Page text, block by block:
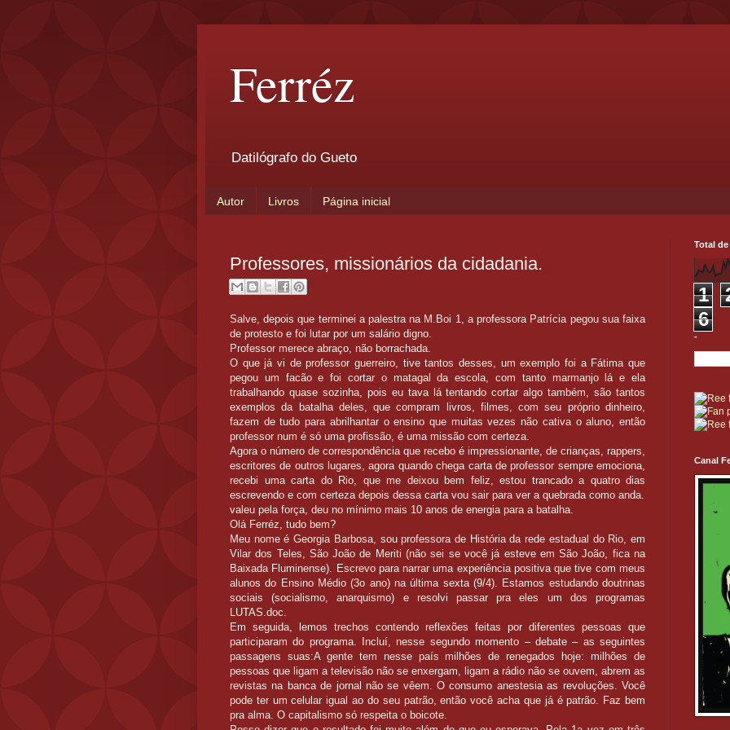
Ferréz
Datilógrafo do Gueto
Autor Livros Página inicial
Professores, missionários da cidadania.
Salve, depois que terminei a palestra na M.Boi 1, a professora Patrícia pegou sua faixa
de protesto e foi lutar por um salário digno.
Professor merece abraço, não borrachada.
O que já vi de professor guerreiro, tive tantos desses, um exemplo foi a Fátima que
pegou um facão e foi cortar o matagal da escola, com tanto marmanjo lá e ela
trabalhando quase sozinha, pois eu tava lá tentando cortar algo também, são tantos
exemplos da batalha deles, que compram livros, filmes, com seu próprio dinheiro,
fazem de tudo para abrilhantar o ensino que muitas vezes não cativa o aluno, então
professor num é só uma profissão, é uma missão com certeza.
Agora o número de correspondência que recebo é impressionante, de crianças, rappers,
escritores de outros lugares, agora quando chega carta de professor sempre emociona,
recebi uma carta do Rio, que me deixou bem feliz, estou trancado a quatro dias
escrevendo e com certeza depois dessa carta vou sair para ver a quebrada como anda.
valeu pela força, deu no mínimo mais 10 anos de energia para a batalha.
Olá Ferréz, tudo bem?
Meu nome é Georgia Barbosa, sou professora de História da rede estadual do Rio, em
Vilar dos Teles, São João de Meriti (não sei se você já esteve em São João, fica na
Baixada Fluminense). Escrevo para narrar uma experiência positiva que tive com meus
alunos do Ensino Médio (3o ano) na última sexta (9/4). Estamos estudando doutrinas
sociais (socialismo, anarquismo) e resolvi passar pra eles um dos programas
LUTAS.doc.
Em seguida, lemos trechos contendo reflexões feitas por diferentes pessoas que
participaram do programa. Incluí, nesse segundo momento – debate – as seguintes
passagens suas:A gente tem nesse país milhões de renegados hoje: milhões de
pessoas que ligam a televisão não se enxergam, ligam a rádio não se ouvem, abrem as
revistas na banca de jornal não se vêem. O consumo anestesia as revoluções. Você
pode ter um celular igual ao do seu patrão, então você acha que já é patrão. Faz bem
pra alma. O capitalismo só respeita o boicote.
Total
1
6
-
Canal